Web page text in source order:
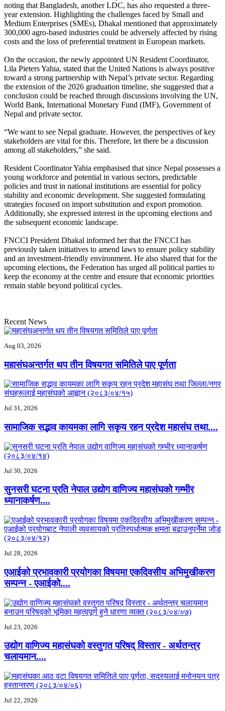
noting that Bangladesh, another LDC, has also requested a three-
year extension. Highlighting the challenges faced by Small and
Medium Enterprises (SMEs), Dhakal mentioned that approximately
300,000 agro-based industries could be adversely affected by rising
costs and the loss of preferential treatment in European markets.
On the occasion, the newly appointed UN Resident Coordinator,
Lila Pieters Yahia, stated that the United Nations is always positive
toward a strong partnership with Nepal’s private sector. Regarding
the extension of the 2026 graduation timeline, she suggested that a
conclusion could be reached through discussions involving the UN,
World Bank, International Monetary Fund (IMF), Government of
Nepal and private sector.
“We want to see Nepal graduate. However, the perspectives of key
stakeholders are vital for this. Therefore, let there be a discussion
among all stakeholders,” she said.
Resident Coordinator Yahia emphasised that since Nepal possesses a
young workforce and potential in various sectors, predictable
policies and trust in national institutions are essential for policy
stability and economic development. She suggested formulating
strategies focused on import substitution and export promotion.
Additionally, she expressed interest in the upcoming elections and
the subsequent economic landscape.
FNCCI President Dhakal informed her that the FNCCI has
previously taken initiatives to amend laws to ensure policy stability
and an investment-friendly environment. He also shared that for the
upcoming elections, the Federation has urged all political parties to
keep the economy at the centre and ensure that economic priorities
remain stable beyond political cycles.
Recent News
Aug 03, 2026
महासंघअन्तर्गत थप तीन विषयगत समितिले पाए पूर्णता
Jul 31, 2026
सामाजिक सद्भाव कायमका लागि सकृय रहन प्रदेश महासंघ तथा....
Jul 30, 2026
सुनसरी घटना प्रति नेपाल उद्योग वाणिज्य महासंघको गम्भीर
ध्यानाकर्षण....
Jul 28, 2026
एआईको प्रभावकारी प्रयोगका विषयमा एकदिवसीय अभिमुखीकरण
सम्पन्न - एआईको....
Jul 23, 2026
उद्योग वाणिज्य महासंघको वस्तुगत परिषद् विस्तार - अर्थतन्त्र
चलायमान....
Jul 22, 2026